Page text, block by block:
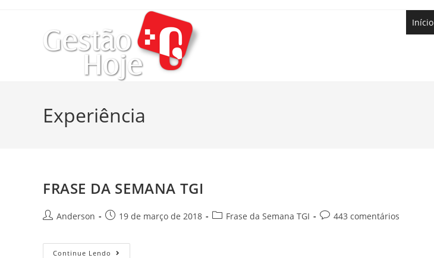
Início
Experiência
FRASE DA SEMANA TGI
Anderson 19 de março de 2018 Frase da Semana TGI 443 comentários
Continue Lendo